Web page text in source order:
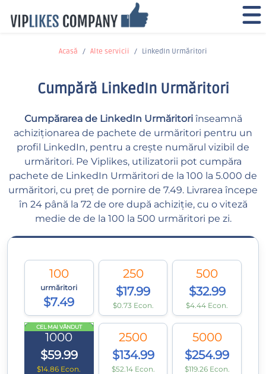
Acasă Alte servicii LinkedIn Urmăritori
Cumpără LinkedIn Urmăritori
Cumpărarea de LinkedIn Urmăritoriînseamnă
achiziționarea de pachete de urmăritori pentru un
profil LinkedIn, pentru a crește numărul vizibil de
urmăritori. Pe Viplikes, utilizatorii pot cumpăra
pachete de LinkedIn Urmăritori de la 100 la 5.000 de
urmăritori, cu preț de pornire de 7.49. Livrarea începe
în 24 până la 72 de ore după achiziție, cu o viteză
medie de de la 100 la 500 urmăritori pe zi.
100
urmăritori
$7.49
250
$17.99
$0.73 Econ.
500
$32.99
$4.44 Econ.
CEL MAI VÂNDUT
1000
$59.99
$14.86 Econ.
2500
$134.99
$52.14 Econ.
5000
$254.99
$119.26 Econ.